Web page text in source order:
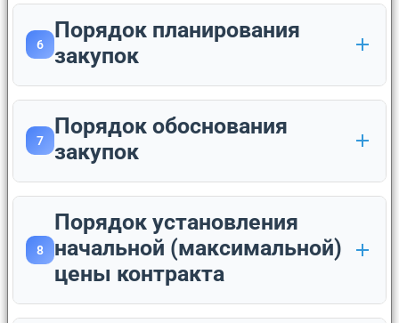
6
Порядок планирования
закупок
7
Порядок обоснования
закупок
8
Порядок установления
начальной (максимальной)
цены контракта